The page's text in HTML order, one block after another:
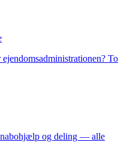
To
og deling — alle